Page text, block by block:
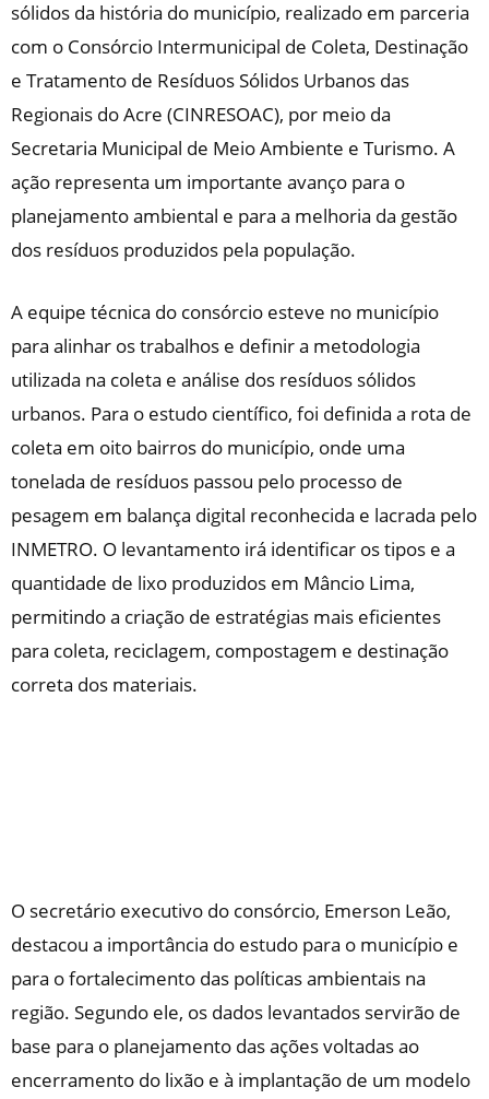
sólidos da história do município, realizado em parceria
com o Consórcio Intermunicipal de Coleta, Destinação
e Tratamento de Resíduos Sólidos Urbanos das
Regionais do Acre (CINRESOAC), por meio da
Secretaria Municipal de Meio Ambiente e Turismo. A
ação representa um importante avanço para o
planejamento ambiental e para a melhoria da gestão
dos resíduos produzidos pela população.
A equipe técnica do consórcio esteve no município
para alinhar os trabalhos e definir a metodologia
utilizada na coleta e análise dos resíduos sólidos
urbanos. Para o estudo científico, foi definida a rota de
coleta em oito bairros do município, onde uma
tonelada de resíduos passou pelo processo de
pesagem em balança digital reconhecida e lacrada pelo
INMETRO. O levantamento irá identificar os tipos e a
quantidade de lixo produzidos em Mâncio Lima,
permitindo a criação de estratégias mais eficientes
para coleta, reciclagem, compostagem e destinação
correta dos materiais.
O secretário executivo do consórcio, Emerson Leão,
destacou a importância do estudo para o município e
para o fortalecimento das políticas ambientais na
região. Segundo ele, os dados levantados servirão de
base para o planejamento das ações voltadas ao
encerramento do lixão e à implantação de um modelo